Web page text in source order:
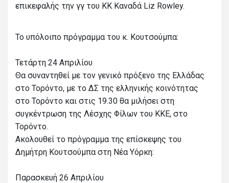
επικεφαλής την γγ του ΚΚ Καναδά Liz Rowley.
Το υπόλοιπο πρόγραμμα του κ. Κουτσούμπα:
Τετάρτη 24 Απριλίου
Θα συναντηθεί με τον γενικό πρόξενο της Ελλάδας
στο Τορόντο, με το ΔΣ της ελληνικής κοινότητας
στο Τορόντο και στις 19.30 θα μιλήσει στη
συγκέντρωση της Λέσχης Φίλων του ΚΚΕ, στο
Τορόντο.
Ακολουθεί το πρόγραμμα της επίσκεψης του
Δημήτρη Κουτσούμπα στη Νέα Υόρκη:
Παρασκευή 26 Απριλίου